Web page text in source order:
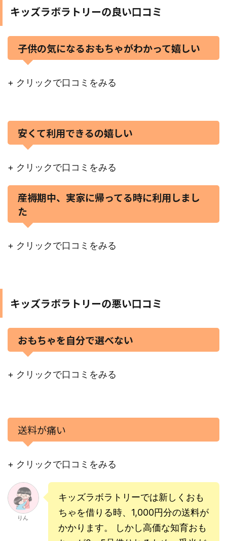
キッズラボラトリーの良い口コミ
子供の気になるおもちゃがわかって嬉しい
+ クリックで口コミをみる
安くて利用できるの嬉しい
+ クリックで口コミをみる
産褥期中、実家に帰ってる時に利用しまし
た
+ クリックで口コミをみる
キッズラボラトリーの悪い口コミ
おもちゃを自分で選べない
+ クリックで口コミをみる
送料が痛い
+ クリックで口コミをみる
りん
キッズラボラトリーでは新しくおも
ちゃを借りる時、1,000円分の送料が
かかります。 しかし高価な知育おも